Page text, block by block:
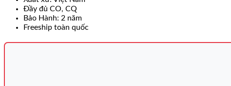
Đầy đủ CO, CQ
Bảo Hành: 2 năm
Freeship toàn quốc